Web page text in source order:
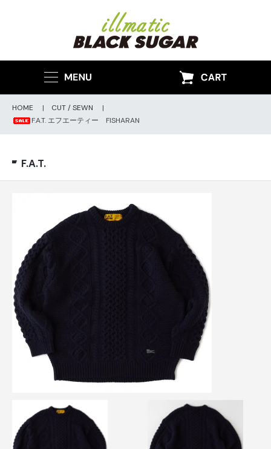
HOME | CUT / SEWN
|
F.A.T. エフエーティー FISHARAN
F.A.T.